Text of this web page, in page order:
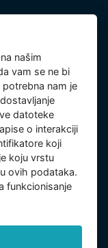
podataka
sudu u Pragu,
kompanije:
našim
vam se ne bi
nam je
datoteke
o interakciji
koji
koju vrstu
ovih podataka.
funkcionisanje